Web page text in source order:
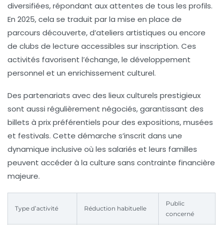
diversifiées, répondant aux attentes de tous les profils.
En 2025, cela se traduit par la mise en place de
parcours découverte, d’ateliers artistiques ou encore
de clubs de lecture accessibles sur inscription. Ces
activités favorisent l’échange, le développement
personnel et un enrichissement culturel.
Des partenariats avec des lieux culturels prestigieux
sont aussi régulièrement négociés, garantissant des
billets à prix préférentiels pour des expositions, musées
et festivals. Cette démarche s’inscrit dans une
dynamique inclusive où les salariés et leurs familles
peuvent accéder à la culture sans contrainte financière
majeure.
Type d’activité Réduction habituelle
Public
concerné